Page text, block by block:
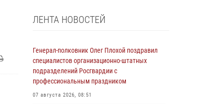
ЛЕНТА НОВОСТЕЙ
Генерал-полковник Олег Плохой поздравил
специалистов организационно-штатных
подразделений Росгвардии с
профессиональным праздником
07 августа 2026, 08:51